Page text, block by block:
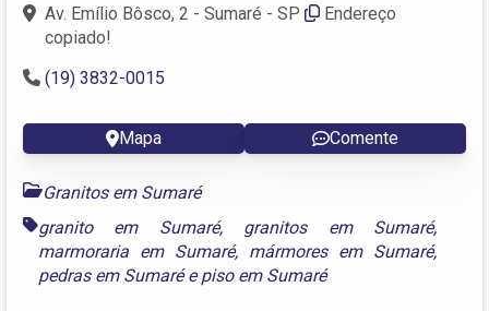
Av. Emílio Bôsco, 2 - Sumaré - SP
Endereço
copiado!
(19) 3832-0015
Mapa Comente
Granitos em Sumaré
granito em Sumaré, granitos em Sumaré,
marmoraria em Sumaré, mármores em Sumaré,
pedras em Sumaréepiso em Sumaré